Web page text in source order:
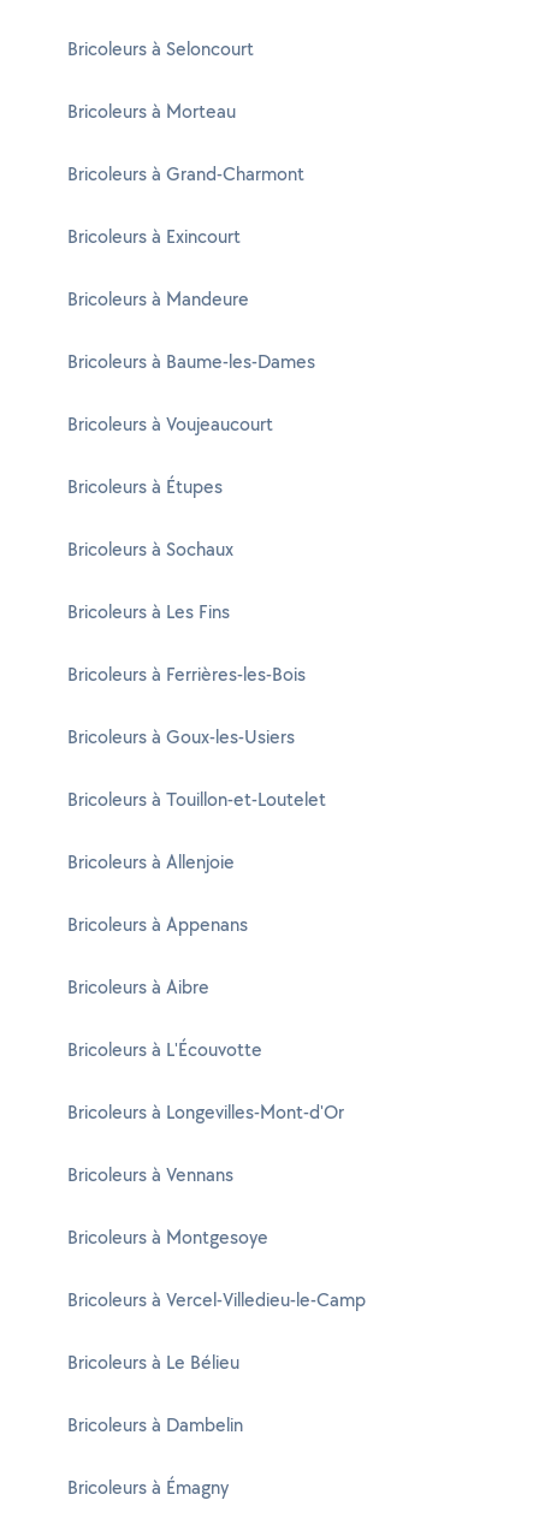
Bricoleurs à Seloncourt
Bricoleurs à Morteau
Bricoleurs à Grand-Charmont
Bricoleurs à Exincourt
Bricoleurs à Mandeure
Bricoleurs à Baume-les-Dames
Bricoleurs à Voujeaucourt
Bricoleurs à Étupes
Bricoleurs à Sochaux
Bricoleurs à Les Fins
Bricoleurs à Ferrières-les-Bois
Bricoleurs à Goux-les-Usiers
Bricoleurs à Touillon-et-Loutelet
Bricoleurs à Allenjoie
Bricoleurs à Appenans
Bricoleurs à Aibre
Bricoleurs à L'Écouvotte
Bricoleurs à Longevilles-Mont-d'Or
Bricoleurs à Vennans
Bricoleurs à Montgesoye
Bricoleurs à Vercel-Villedieu-le-Camp
Bricoleurs à Le Bélieu
Bricoleurs à Dambelin
Bricoleurs à Émagny